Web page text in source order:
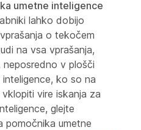
umetne inteligence
lahko dobijo
o tekočem
na vsa vprašanja,
v plošči
ko so na
vire iskanja za
glejte
pomočnika umetne